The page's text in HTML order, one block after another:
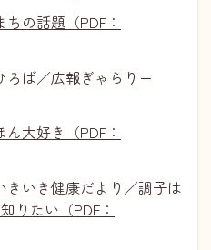
ちの話題（PDF：
ろば／広報ぎゃらりー
ん大好き（PDF：
きいき健康だより／調子は
りたい（PDF：